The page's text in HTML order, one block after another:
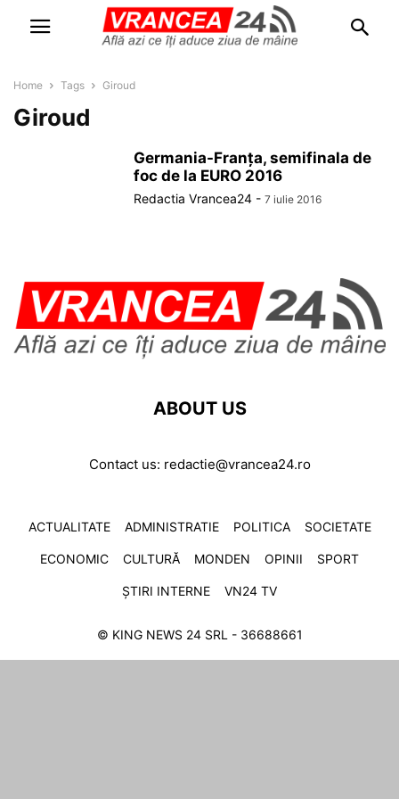
Home Tags Giroud
Giroud
Germania-Franța, semifinala de
foc de la EURO 2016
Redactia Vrancea24 - 7 iulie 2016
ABOUT US
Contact us: redactie@vrancea24.ro
ACTUALITATE ADMINISTRATIE POLITICA SOCIETATE
ECONOMIC CULTURĂ MONDEN OPINII SPORT
ȘTIRI INTERNE VN24 TV
© KING NEWS 24 SRL - 36688661